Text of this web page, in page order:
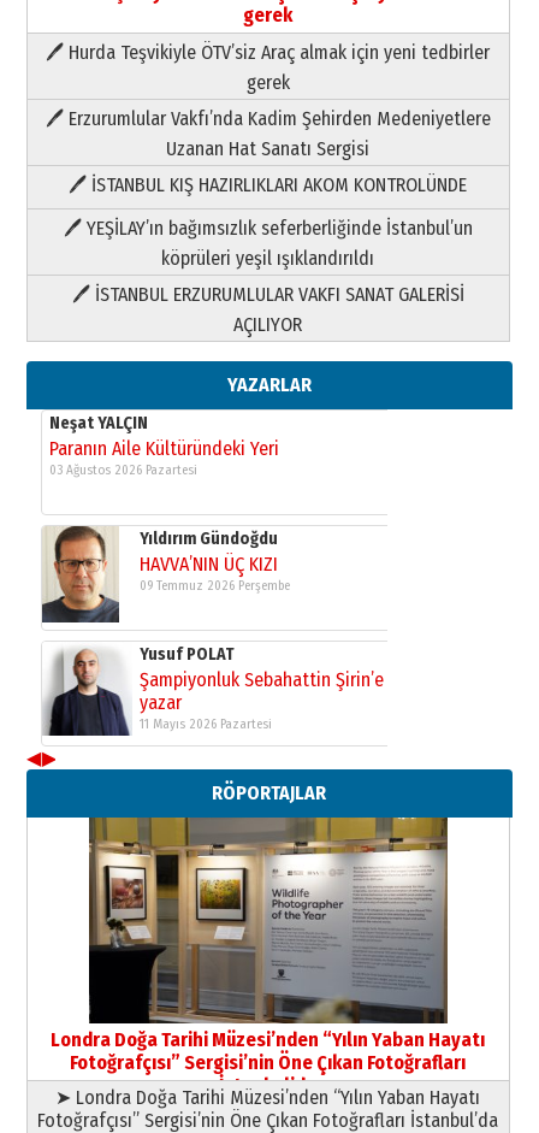
gerek
🖊 Hurda Teşvikiyle ÖTV’siz Araç almak için yeni tedbirler
gerek
🖊 Erzurumlular Vakfı’nda Kadim Şehirden Medeniyetlere
Uzanan Hat Sanatı Sergisi
🖊 İSTANBUL KIŞ HAZIRLIKLARI AKOM KONTROLÜNDE
🖊 YEŞİLAY’ın bağımsızlık seferberliğinde İstanbul’un
köprüleri yeşil ışıklandırıldı
🖊 İSTANBUL ERZURUMLULAR VAKFI SANAT GALERİSİ
AÇILIYOR
YAZARLAR
Paranın Aile Kültüründeki Yeri
03 Ağustos 2026 Pazartesi
Yıldırım Gündoğdu
HAVVA’NIN ÜÇ KIZI
09 Temmuz 2026 Perşembe
Yusuf POLAT
Şampiyonluk Sebahattin Şirin’e
11 Mayıs 2026 Pazartesi
Neşat YALÇIN
Paranın Aile Kültüründeki Yeri
03 Ağustos 2026 Pazartesi
Yıldırım Gündoğdu
HAVVA’NIN ÜÇ KIZI
09 Temmuz 2026 Perşembe
Yusuf POLAT
Şampiyonluk Sebahattin Şirin’e
yazar
11 Mayıs 2026 Pazartesi
Neşat YALÇIN
Paranın Aile Kültüründeki Yeri
03 Ağustos 2026 Pazartesi
Yıldırım Gündoğdu
HAVVA’NIN ÜÇ KIZI
09 Temmuz 2026 Perşembe
Yusuf POLAT
Şampiyonluk Sebahattin Şirin’e
yazar
11 Mayıs 2026 Pazartesi
◀▶
RÖPORTAJLAR
Londra Doğa Tarihi Müzesi’nden “Yılın Yaban Hayatı
Fotoğrafçısı” Sergisi’nin Öne Çıkan Fotoğrafları
İstanbul’da
➤ Londra Doğa Tarihi Müzesi’nden “Yılın Yaban Hayatı
Fotoğrafçısı” Sergisi’nin Öne Çıkan Fotoğrafları İstanbul’da